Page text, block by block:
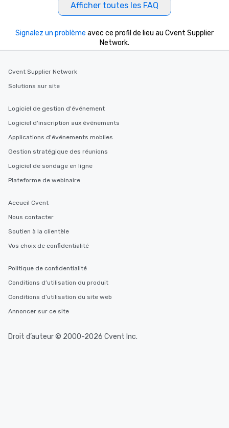
Afficher toutes les FAQ
Signalez un problème avec ce profil de lieu au Cvent Supplier
Network.
Cvent Supplier Network
Solutions sur site
Logiciel de gestion d'événement
Logiciel d'inscription aux événements
Applications d'événements mobiles
Gestion stratégique des réunions
Logiciel de sondage en ligne
Plateforme de webinaire
Accueil Cvent
Nous contacter
Soutien à la clientèle
Vos choix de confidentialité
Politique de confidentialité
Conditions d’utilisation du produit
Conditions d’utilisation du site web
Annoncer sur ce site
Droit d’auteur © 2000-2026 Cvent Inc.